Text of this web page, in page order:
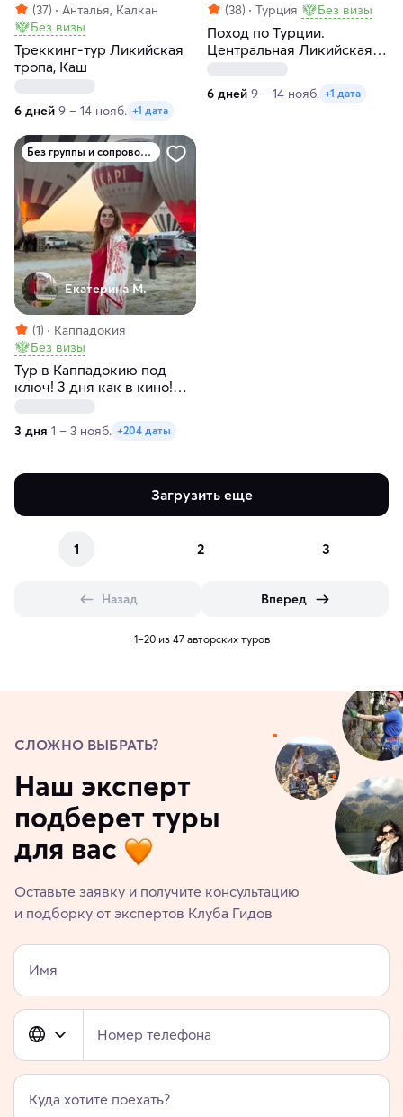
(37)
Анталья, Калкан
Без визы
Треккинг-тур Ликийская
тропа, Каш
6 дней 9 – 14 нояб. +1 дата
(38) Турция Без визы
Поход по Турции.
Центральная Ликийская
6 дней 9 – 14 нояб. +1 дата
Без группы и сопровождения
Екатерина М.
(1)
Каппадокия
Без визы
Тур в Каппадокию под
ключ! 3 дня как в кино!
3 дня 1 – 3 нояб. +204 даты
Загрузить еще
1 2 3
Назад Вперед
1–20 из 47 авторских туров
СЛОЖНО ВЫБРАТЬ?
Наш эксперт
подберет туры
для вас
Оставьте заявку и получите консультацию
и подборку от экспертов Клуба Гидов
Имя
Номер телефона
Куда хотите поехать?